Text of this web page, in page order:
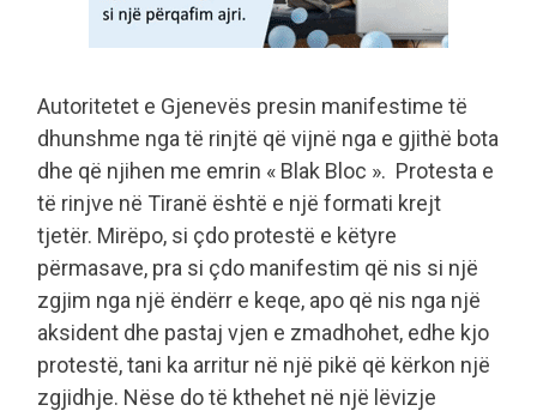
Autoritetet e Gjenevës presin manifestime të
dhunshme nga të rinjtë që vijnë nga e gjithë bota
dhe që njihen me emrin « Blak Bloc ». Protesta e
të rinjve në Tiranë është e një formati krejt
tjetër. Mirëpo, si çdo protestë e këtyre
përmasave, pra si çdo manifestim që nis si një
zgjim nga një ëndërr e keqe, apo që nis nga një
aksident dhe pastaj vjen e zmadhohet, edhe kjo
protestë, tani ka arritur në një pikë që kërkon një
zgjidhje. Nëse do të kthehet në një lëvizje